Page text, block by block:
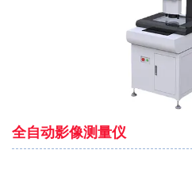
全自动影像测量仪